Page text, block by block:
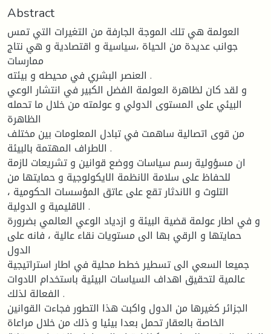
Abstract
العولمة هي تلك الموجة الجارفة من التغيرات التي تمس
جوانب عديدة من الحياة ،سياسية و اقتصادية و هي نتاج
ممارسات
العنصر البشري في محيطه و بيئته .
و لقد كان لظاهرة العولمة الفضل الكبير في انتشار الوعي
البيئي على المستوى الدولي و عولمته من خلال ما تحمله
الظاهرة
من قوى اتصالية ساهمت في تبادل المعلومات بين مختلف
الاطراف المهتمة بالبيئة .
ان مسؤولية رسم سياسات ووضع قوانين و تشريعات لازمة
للحفاظ على سلامة الانظمة الايكولوجية و حمايتها من
التلوث و الاندثار تقع على عاتق المؤسسات الحكومية ،
الاقليمية و الدولية .
و في اطار عولمة قضية البيئة و ازدياد الوعي العالمي بضرورة
حمايتها و الرقي بها الى مستويات نقاء عالية ، فانه على
الدول
جميعا السعي الى تسطير خطط محلية في اطار استراتيجية
عالمية لتحقيق اهداف السياسات البيئية باستخدام الادوات
الفعالة لذلك .
الجزائر كغيرها من الدول واكبت هذا التطور فجاءت القوانين
الخاصة بالعقار تحمل بعدا بيئيا و ذلك من خلال مراعاة